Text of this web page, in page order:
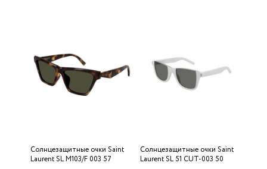
Солнцезащитные очки Saint
Laurent SL M103/F 003 57
Солнцезащитные очки Saint
Laurent SL 51 CUT-003 50